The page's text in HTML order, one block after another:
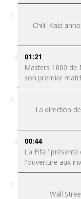
Chili: Kast
01:21
Masters 1000 de
son premier
La direction
00:44
La Fifa
l'ouverture aux
Wall